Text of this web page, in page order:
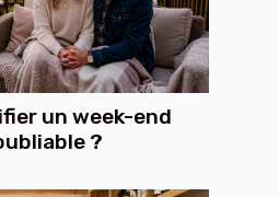
un week-end
?